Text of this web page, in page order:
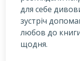
для себе
зустріч
любов до
щодня.